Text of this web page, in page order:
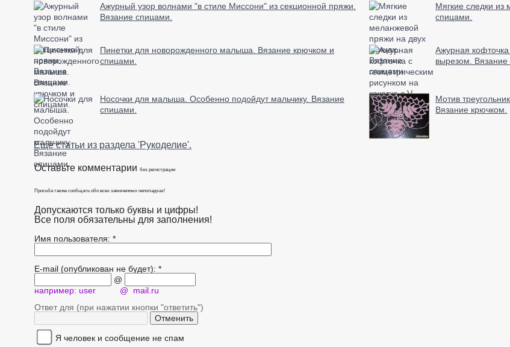
Ажурный узор волнами "в стиле Миссони" из секционной пряжи.
Вязание спицами.
Мягкие следки из
спицами.
Пинетки для новорожденного малыша. Вязание крючком и
спицами.
Ажурная кофточка
вырезом. Вязание
Носочки для малыша. Особенно подойдут мальчику. Вязание
спицами.
Мотив
Вязание крючком.
Ещё статьи из раздела 'Рукоделие'.
Оставьте комментарии без регистрации
Просьба также сообщать обо всех замеченных неполадках!
Допускаются только буквы и цифры!
Все поля обязательны для заполнения!
Имя пользователя: *
E-mail (опубликован не будет): *
@
например: user @ mail.ru
Ответ для (при нажатии кнопки "ответить")
Я человек и сообщение не спам